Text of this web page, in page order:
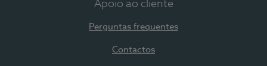
Apoio ao cliente
Perguntas frequentes
Contactos